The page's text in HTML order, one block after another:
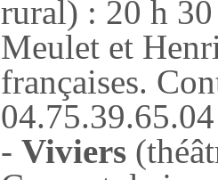
rural) : 20 h
Meulet et
françaises.
04.75.39.65.04
- Viviers